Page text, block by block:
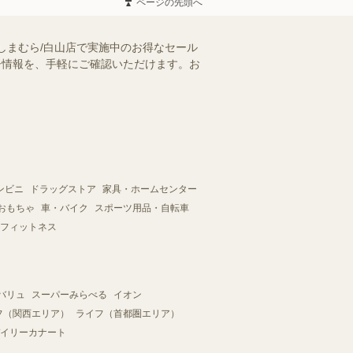
ページの先頭へ
まむら/白山店で実施中のお得なセール
報を、手軽にご確認いただけます。お
ビニ ドラッグストア
家具・ホームセンター
もちゃ 車・バイク
スポーツ用品・自転車
ィットネス
リュ スーパーみらべる
イオン
関西エリア）
ライフ（首都圏エリア）
リーカナート